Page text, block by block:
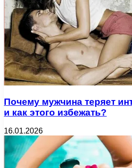
Почему мужчина теряет
и как этого избежать?
16.01.2026